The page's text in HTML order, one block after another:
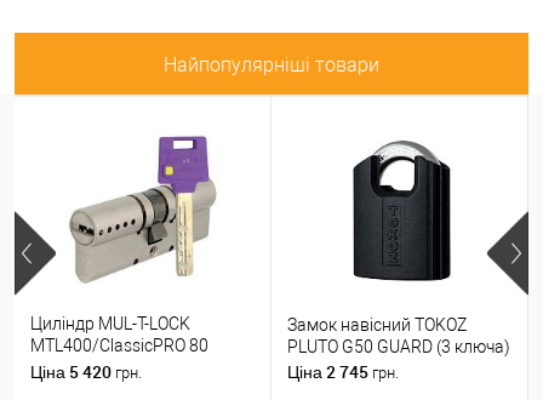
Найпопулярніші товари
Циліндр MUL-T-LOCK
MTL400/ClassicPRO 80
(35*45) нікель сатин
Ціна 5 420 грн.
Замок навісний TOKOZ
PLUTO G50 GUARD (3 ключа)
Ціна 2 745 грн.